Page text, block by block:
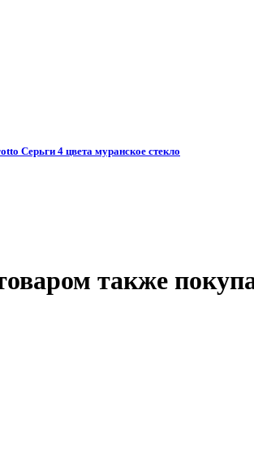
Серьги 4 цвета муранское стекло
также